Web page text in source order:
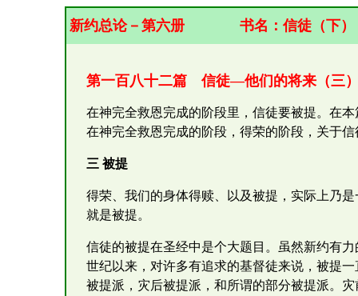
新约总论－第六册 书名： 信徒（下）
第一百八十二篇 信徒—他们的将来（三
在神完全救恩完成的阶段里，信徒要被提。在
在神完全救恩完成的阶段，得荣的阶段，关于
三 被提
得荣、我们的身体得赎、以及被提，实际上乃
就是被提。
信徒的被提在圣经中是个大题目。虽然新约有
世纪以来，对许多有追求的基督徒来说，被提
被提派，灾后被提派，和所谓的部分被提派。